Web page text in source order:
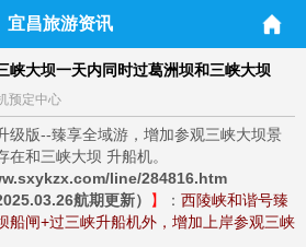
宜昌旅游资讯
峡大坝一天内同时过葛洲坝和三峡大坝
预定中心
级版--臻享全域游， 增加参观三峡大坝景
和三峡大坝 升船机。
line/284816.htm
航期更新） 】 ： 西陵峡和谐号臻
船闸+过三峡升船机外，增加上岸参观三峡